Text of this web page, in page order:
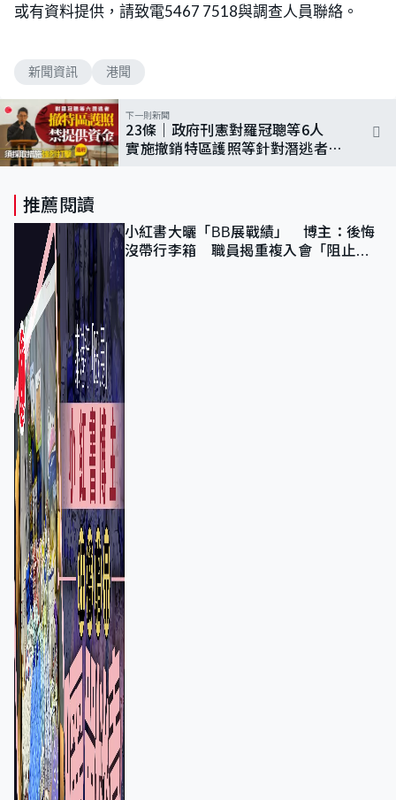
或有資料提供，請致電5467 7518與調查人員聯絡。
新聞資訊 港聞
下一則新聞
23條｜政府刊憲對羅冠聰等6人
實施撤銷特區護照等針對潛逃者措
推薦閱讀
小紅書大曬「BB展戰績」 博主：後悔
沒帶行李箱 職員揭重複入會「阻止唔